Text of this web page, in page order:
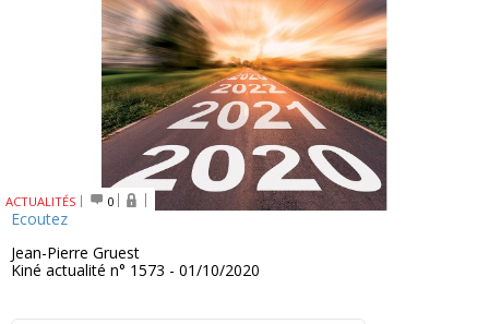
ACTUALITÉS 0
Ecoutez
Jean-Pierre Gruest
Kiné actualité n° 1573 - 01/10/2020